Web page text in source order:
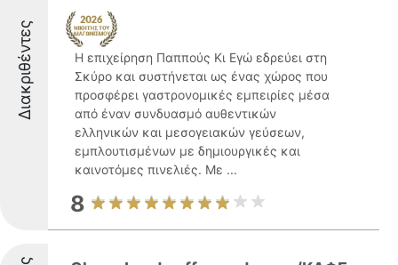
Διακριθέντες
Η επιχείρηση Παππούς Κι Εγώ εδρεύει στη
Σκύρο και συστήνεται ως ένας χώρος που
προσφέρει γαστρονομικές εμπειρίες μέσα
από έναν συνδυασμό αυθεντικών
ελληνικών και μεσογειακών γεύσεων,
εμπλουτισμένων με δημιουργικές και
καινοτόμες πινελιές. Με ...
8